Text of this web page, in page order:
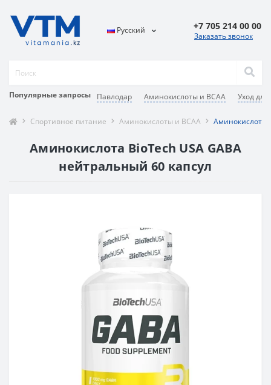
Популярные запросы Павлодар Аминокислоты и BCAA Уход для
Русский +7 705 214 00 00
Заказать звонок
Спортивное питание Аминокислоты и BCAA Аминокислота
Аминокислота BioTech USA GABA
нейтральный 60 капсул